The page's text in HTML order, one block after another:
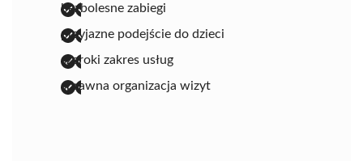
bezbolesne zabiegi
przyjazne podejście do dzieci
szeroki zakres usług
sprawna organizacja wizyt